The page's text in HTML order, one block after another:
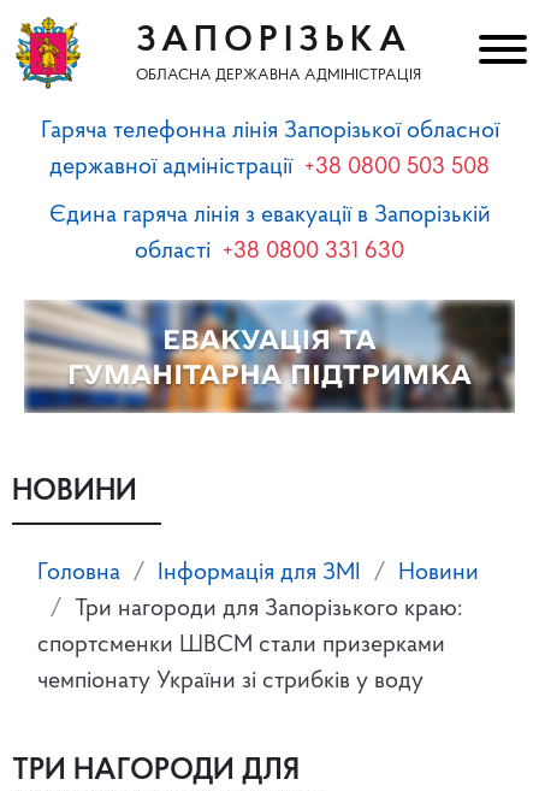
ЗАПОРІЗЬКА
ОБЛАСНА ДЕРЖАВНА АДМІНІСТРАЦІЯ
Гаряча телефонна лінія Запорізької обласної
державної адміністрації +38 0800 503 508
Єдина гаряча лінія з евакуації в Запорізькій
області +38 0800 331 630
НОВИНИ
Головна Інформація для ЗМІ
Новини
Три нагороди для Запорізького краю:
спортсменки ШВСМ стали призерками
чемпіонату України зі стрибків у воду
ТРИ НАГОРОДИ ДЛЯ